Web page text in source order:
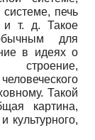
печь
т. д. Такое
для
в идеях о
строение,
Такой
картина,
культурного,